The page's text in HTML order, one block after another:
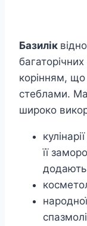
Базилік
корінням, що
стеблами.
широко
її
додають